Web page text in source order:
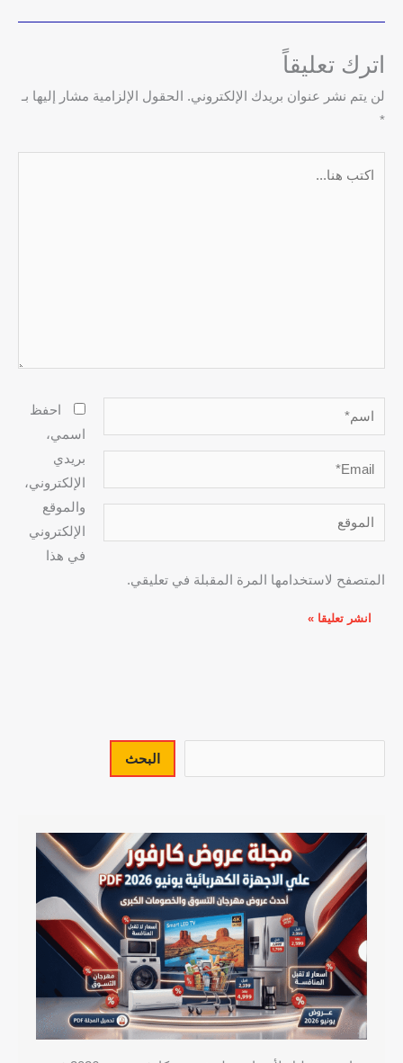
اترك تعليقاً
لن يتم نشر عنوان بريدك الإلكتروني. الحقول الإلزامية مشار إليها بـ
*
اسم*
Email*
الموقع
احفظ
اسمي،
بريدي
الإلكتروني،
والموقع
الإلكتروني
في هذا
المتصفح لاستخدامها المرة المقبلة في تعليقي.
البحث